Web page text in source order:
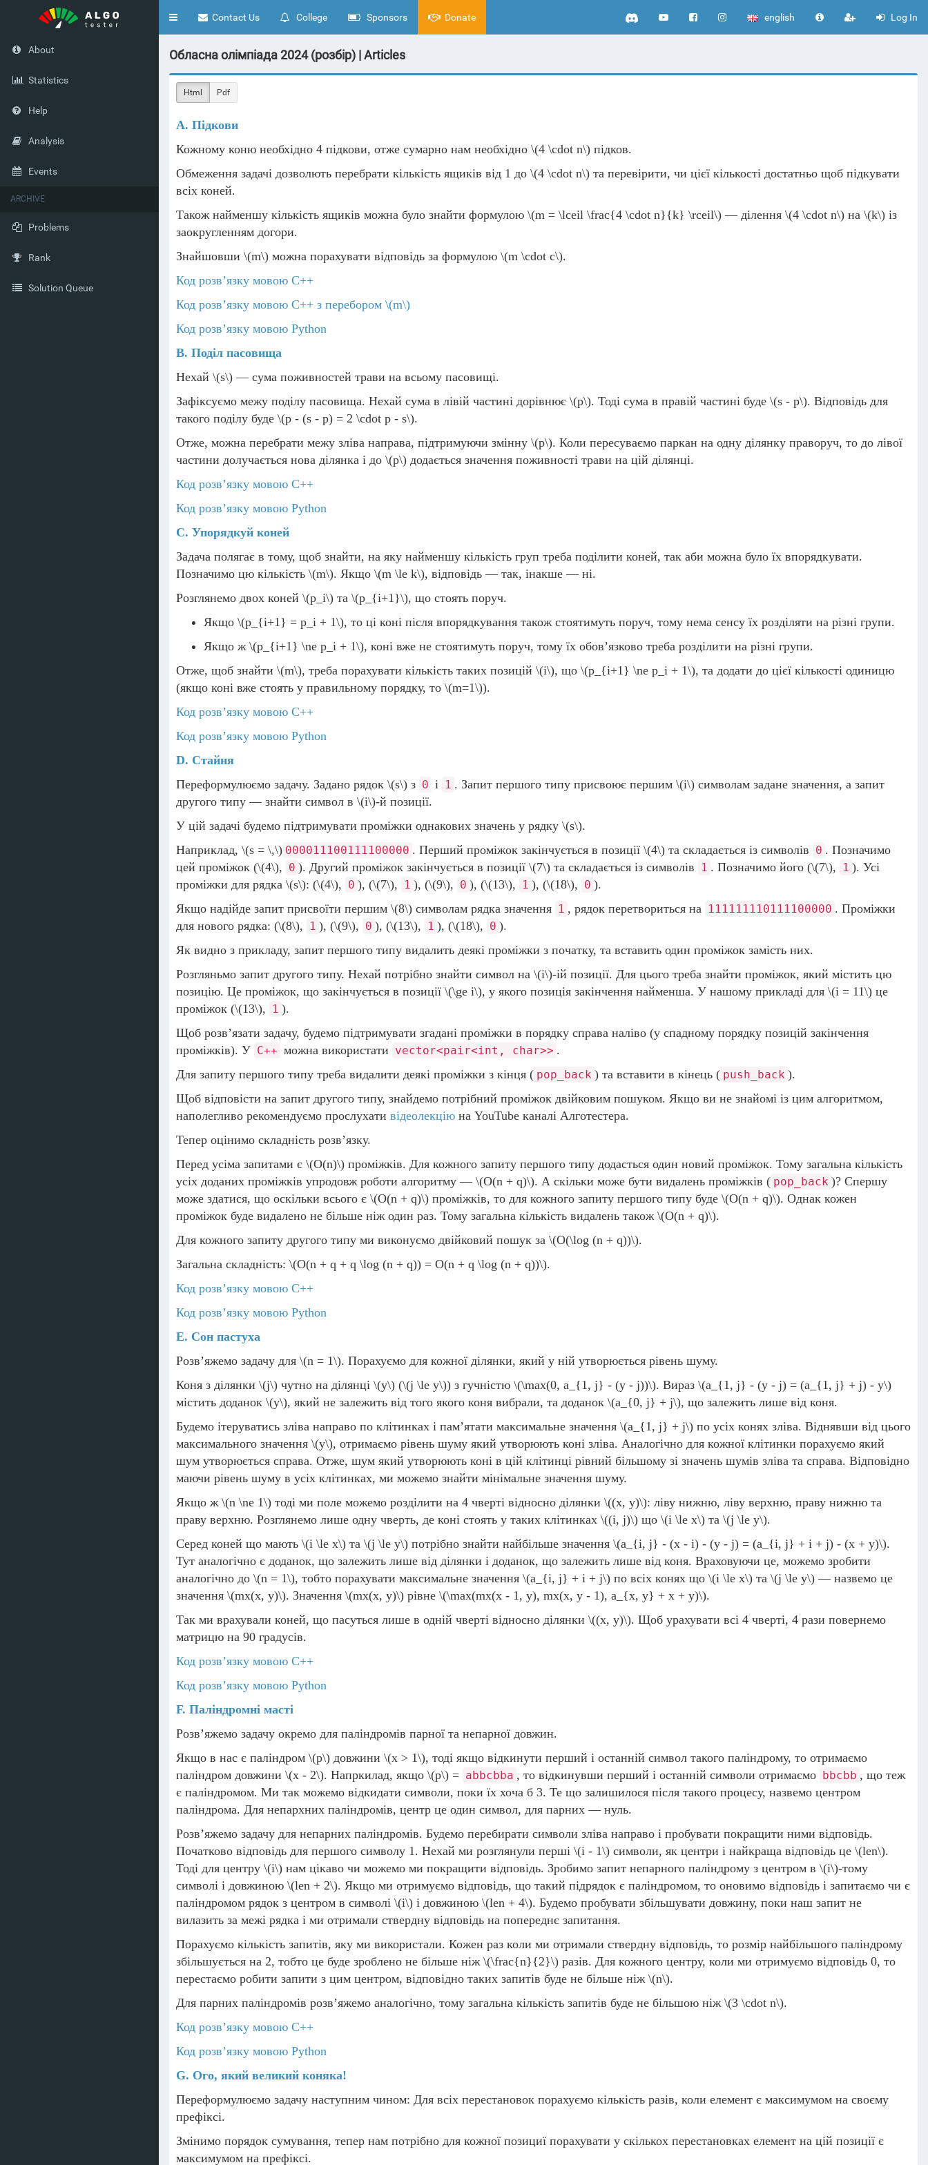
Toggle
english Log In
Contact Us College Sponsors Donate
About
Statistics
Help
Analysis
Events
ARCHIVE
Problems
Rank
Solution Queue
Обласна олімпіада 2024 (розбір) | Articles
Html Pdf
A. Підкови
Кожному коню необхідно 4 підкови, отже сумарно нам необхідно \(4 \cdot n\) підков.
Обмеження задачі дозволють перебрати кількість ящиків від 1 до \(4 \cdot n\) та перевірити, чи цієї кількості достатньо щоб підкувати
всіх коней.
Також найменшу кількість ящиків можна було знайти формулою \(m = \lceil \frac{4 \cdot n}{k} \rceil\) — ділення \(4 \cdot n\) на \(k\) із
заокругленням догори.
Знайшовши \(m\) можна порахувати відповідь за формулою \(m \cdot c\).
Код розв’язку мовою C++
Код розв’язку мовою C++ з перебором \(m\)
Код розв’язку мовою Python
B. Поділ пасовища
Нехай \(s\) — сума поживностей трави на всьому пасовищі.
Зафіксуємо межу поділу пасовища. Нехай сума в лівій частині дорівнює \(p\). Тоді сума в правій частині буде \(s - p\). Відповідь для
такого поділу буде \(p - (s - p) = 2 \cdot p - s\).
Отже, можна перебрати межу зліва направа, підтримуючи змінну \(p\). Коли пересуваємо паркан на одну ділянку праворуч, то до лівої
частини долучається нова ділянка і до \(p\) додається значення поживності трави на цій ділянці.
Код розв’язку мовою C++
Код розв’язку мовою Python
C. Упорядкуй коней
Задача полягає в тому, щоб знайти, на яку найменшу кількість груп треба поділити коней, так аби можна було їх впорядкувати.
Позначимо цю кількість \(m\). Якщо \(m \le k\), відповідь — так, інакше — ні.
Розглянемо двох коней \(p_i\) та \(p_{i+1}\), що стоять поруч.
Якщо \(p_{i+1} = p_i + 1\), то ці коні після впорядкування також стоятимуть поруч, тому нема сенсу їх розділяти на різні групи.
Якщо ж \(p_{i+1} \ne p_i + 1\), коні вже не стоятимуть поруч, тому їх обов’язково треба розділити на різні групи.
Отже, щоб знайти \(m\), треба порахувати кількість таких позицій \(i\), що \(p_{i+1} \ne p_i + 1\), та додати до цієї кількості одиницю
(якщо коні вже стоять у правильному порядку, то \(m=1\)).
Код розв’язку мовою C++
Код розв’язку мовою Python
D. Стайня
Переформулюємо задачу. Задано рядок \(s\) з 0 і 1 . Запит першого типу присвоює першим \(i\) символам задане значення, а запит
другого типу — знайти символ в \(i\)-й позиції.
У цій задачі будемо підтримувати проміжки однакових значень у рядку \(s\).
Наприклад, \(s = \,\) 000011100111100000 . Перший проміжок закінчується в позиції \(4\) та складається із символів 0 . Позначимо
цей проміжок (\(4\), 0 ). Другий проміжок закінчується в позиції \(7\) та складається із символів 1 . Позначимо його (\(7\), 1 ). Усі
проміжки для рядка \(s\): (\(4\), 0 ), (\(7\), 1 ), (\(9\), 0 ), (\(13\), 1 ), (\(18\), 0 ).
Якщо надійде запит присвоїти першим \(8\) символам рядка значення 1 , рядок перетвориться на 111111110111100000 . Проміжки
для нового рядка: (\(8\), 1 ), (\(9\), 0 ), (\(13\), 1 ), (\(18\), 0 ).
Як видно з прикладу, запит першого типу видалить деякі проміжки з початку, та вставить один проміжок замість них.
Розгляньмо запит другого типу. Нехай потрібно знайти символ на \(i\)-ій позиції. Для цього треба знайти проміжок, який містить цю
позицію. Це проміжок, що закінчується в позиції \(\ge i\), у якого позиція закінчення найменша. У нашому прикладі для \(i = 11\) це
проміжок (\(13\), 1 ).
Щоб розв’язати задачу, будемо підтримувати згадані проміжки в порядку справа наліво (у спадному порядку позицій закінчення
проміжків). У C++ можна використати vector<pair<int, char>> .
Для запиту першого типу треба видалити деякі проміжки з кінця ( pop_back ) та вставити в кінець ( push_back ).
Щоб відповісти на запит другого типу, знайдемо потрібний проміжок двійковим пошуком. Якщо ви не знайомі із цим алгоритмом,
наполегливо рекомендуємо прослухати відеолекцію на YouTube каналі Алготестера.
Тепер оцінимо складність розв’язку.
Перед усіма запитами є \(O(n)\) проміжків. Для кожного запиту першого типу додасться один новий проміжок. Тому загальна кількість
усіх доданих проміжків упродовж роботи алгоритму — \(O(n + q)\). А скільки може бути видалень проміжків ( pop_back )? Спершу
може здатися, що оскільки всього є \(O(n + q)\) проміжків, то для кожного запиту першого типу буде \(O(n + q)\). Однак кожен
проміжок буде видалено не більше ніж один раз. Тому загальна кількість видалень також \(O(n + q)\).
Для кожного запиту другого типу ми виконуємо двійковий пошук за \(O(\log (n + q))\).
Загальна складність: \(O(n + q + q \log (n + q)) = O(n + q \log (n + q))\).
Код розв’язку мовою C++
Код розв’язку мовою Python
E. Сон пастуха
Розв’яжемо задачу для \(n = 1\). Порахуємо для кожної ділянки, який у ній утворюється рівень шуму.
Коня з ділянки \(j\) чутно на ділянці \(y\) (\(j \le y\)) з гучністю \(\max(0, a_{1, j} - (y - j))\). Вираз \(a_{1, j} - (y - j) = (a_{1, j} + j) - y\)
містить доданок \(y\), який не залежить від того якого коня вибрали, та доданок \(a_{0, j} + j\), що залежить лише від коня.
Будемо ітеруватись зліва направо по клітинках і пам’ятати максимальне значення \(a_{1, j} + j\) по усіх конях зліва. Віднявши від цього
максимального значення \(y\), отримаємо рівень шуму який утворюють коні зліва. Аналогічно для кожної клітинки порахуємо який
шум утворюється справа. Отже, шум який утворюють коні в цій клітинці рівний більшому зі значень шумів зліва та справа. Відповідно
маючи рівень шуму в усіх клітинках, ми можемо знайти мінімальне значення шуму.
Якщо ж \(n \ne 1\) тоді ми поле можемо розділити на 4 чверті відносно ділянки \((x, y)\): ліву нижню, ліву верхню, праву нижню та
праву верхню. Розглянемо лише одну чверть, де коні стоять у таких клітинках \((i, j)\) що \(i \le x\) та \(j \le y\).
Серед коней що мають \(i \le x\) та \(j \le y\) потрібно знайти найбільше значення \(a_{i, j} - (x - i) - (y - j) = (a_{i, j} + i + j) - (x + y)\).
Тут аналогічно є доданок, що залежить лише від ділянки і доданок, що залежить лише від коня. Враховуючи це, можемо зробити
аналогічно до \(n = 1\), тобто порахувати максимальне значення \(a_{i, j} + i + j\) по всіх конях що \(i \le x\) та \(j \le y\) — назвемо це
значення \(mx(x, y)\). Значення \(mx(x, y)\) рівне \(\max(mx(x - 1, y), mx(x, y - 1), a_{x, y} + x + y)\).
Так ми врахували коней, що пасуться лише в одній чверті відносно ділянки \((x, y)\). Щоб урахувати всі 4 чверті, 4 рази повернемо
матрицю на 90 градусів.
Код розв’язку мовою C++
Код розв’язку мовою Python
F. Паліндромні масті
Розв’яжемо задачу окремо для паліндромів парної та непарної довжин.
Якщо в нас є паліндром \(p\) довжини \(x > 1\), тоді якщо відкинути перший і останній символ такого паліндрому, то отримаємо
паліндром довжини \(x - 2\). Напркилад, якщо \(p\) = abbcbba , то відкинувши перший і останній символи отримаємо bbcbb , що теж
є паліндромом. Ми так можемо відкидати символи, поки їх хоча б 3. Те що залишилося після такого процесу, назвемо центром
паліндрома. Для непархних паліндромів, центр це один символ, для парних — нуль.
Розв’яжемо задачу для непарних паліндромів. Будемо перебирати символи зліва направо і пробувати покращити ними відповідь.
Початково відповідь для першого символу 1. Нехай ми розглянули перші \(i - 1\) символи, як центри і найкраща відповідь це \(len\).
Тоді для центру \(i\) нам цікаво чи можемо ми покращити відповідь. Зробимо запит непарного паліндрому з центром в \(i\)-тому
символі і довжиною \(len + 2\). Якщо ми отримуємо відповідь, що такий підрядок є паліндромом, то оновимо відповідь і запитаємо чи є
паліндромом рядок з центром в символі \(i\) і довжиною \(len + 4\). Будемо пробувати збільшувати довжину, поки наш запит не
вилазить за межі рядка і ми отримали ствердну відповідь на попереднє запитання.
Порахуємо кількість запитів, яку ми використали. Кожен раз коли ми отримали ствердну відповідь, то розмір найбільшого паліндрому
збільшується на 2, тобто це буде зроблено не більше ніж \(\frac{n}{2}\) разів. Для кожного центру, коли ми отримуємо відповідь 0, то
перестаємо робити запити з цим центром, відповідно таких запитів буде не більше ніж \(n\).
Для парних паліндромів розв’яжемо аналогічно, тому загальна кількість запитів буде не більшою ніж \(3 \cdot n\).
Код розв’язку мовою C++
Код розв’язку мовою Python
G. Ого, який великий коняка!
Переформулюємо задачу наступним чином: Для всіх перестановок порахуємо кількість разів, коли елемент є максимумом на своєму
префіксі.
Змінимо порядок сумування, тепер нам потрібно для кожної позициї порахувати у скількох перестановках елемент на цій позиції є
максимумом на префіксі.